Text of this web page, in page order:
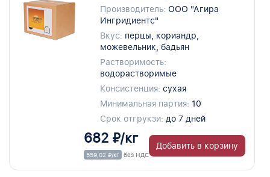
Производитель: ООО "Агира
Ингридиентс"
Вкус: перцы, кориандр,
можевельник, бадьян
Растворимость:
водорастворимые
Консистенция: сухая
Минимальная партия: 10
Срок отгрукзи: до 7 дней
682 ₽/кг
559,02 ₽/кг без НДС
Добавить в корзину